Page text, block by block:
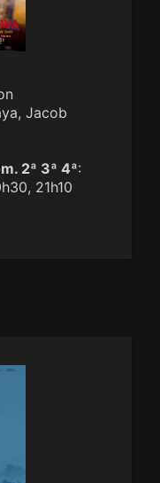
Jacob
2ª 3ª 4ª:
21h10